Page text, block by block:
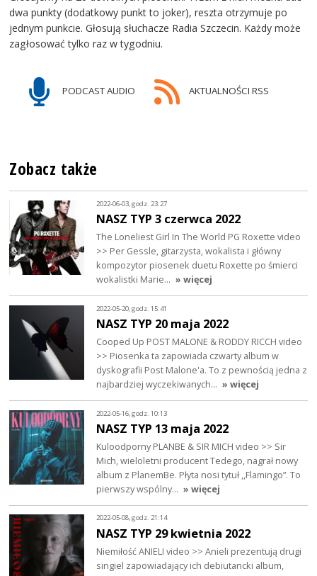
dwa punkty (dodatkowy punkt to joker), reszta otrzymuje po
jednym punkcie. Głosują słuchacze Radia Szczecin. Każdy może
zagłosować tylko raz w tygodniu.
PODCAST AUDIO AKTUALNOŚCI RSS
Zobacz także
2022-06-03, godz. 23:27
NASZ TYP 3 czerwca 2022
The Loneliest Girl In The World PG Roxette video
>> Per Gessle, gitarzysta, wokalista i główny
kompozytor piosenek duetu Roxette po śmierci
wokalistki Marie… » więcej
2022-05-20, godz. 15:41
NASZ TYP 20 maja 2022
Cooped Up POST MALONE & RODDY RICCH video
>> Piosenka ta zapowiada czwarty album w
dyskografii Post Malone'a. To z pewnością jedna z
najbardziej wyczekiwanych… » więcej
2022-05-16, godz. 10:13
NASZ TYP 13 maja 2022
Kuloodporny PLANBE & SIR MICH video >> Sir
Mich, wieloletni producent Tedego, nagrał nowy
album z PlanemBe. Płyta nosi tytuł ,,Flamingo”. To
pierwszy wspólny… » więcej
2022-05-08, godz. 21:14
NASZ TYP 29 kwietnia 2022
Niemiłość ANIELI video >> Anieli prezentują drugi
singiel zapowiadający ich debiutancki album,